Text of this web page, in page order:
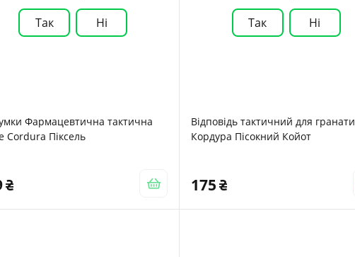
Так Ні
Фармацевтична тактична
Cordura Піксель
Так Ні
Відповідь тактичний для гранати
Кордура Пісокний Койот
175